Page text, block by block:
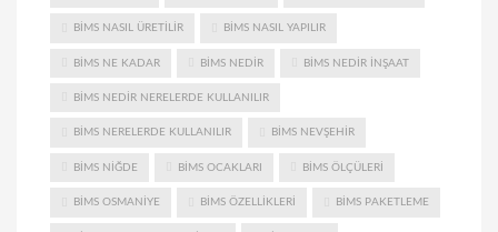
BIMS NASIL ÜRETILIR BIMS NASIL YAPILIR
BIMS NE KADAR BIMS NEDIR BIMS NEDIR INŞAAT
BIMS NEDIR NERELERDE KULLANILIR
BIMS NERELERDE KULLANILIR BIMS NEVŞEHIR
BIMS NIĞDE BIMS OCAKLARI BIMS ÖLÇÜLERI
BIMS OSMANIYE BIMS ÖZELLIKLERI BIMS PAKETLEME